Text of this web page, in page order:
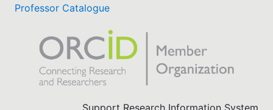
Professor Catalogue
Support Research Information System